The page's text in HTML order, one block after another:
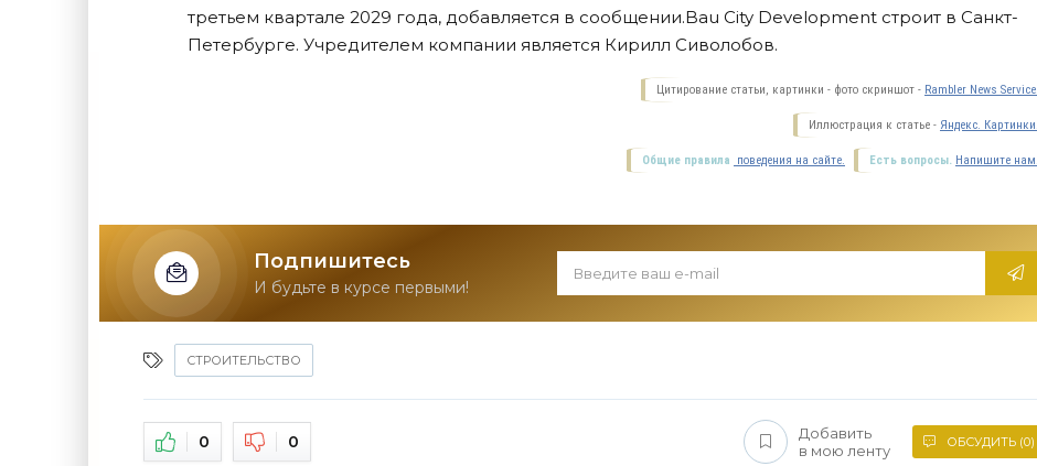
третьем квартале 2029 года, добавляется в сообщении.Bau City Development строит в Санкт-
Петербурге. Учредителем компании является Кирилл Сиволобов.
Цитирование статьи, картинки - фото скриншот - Rambler News Service.
Иллюстрация к статье - Яндекс. Картинки.
Есть вопросы. Напишите нам.
Общие правила поведения на сайте.
Подпишитесь
И будьте в курсе первыми!
СТРОИТЕЛЬСТВО
0 0
Добавить
в мою ленту
ОБСУДИТЬ (0)